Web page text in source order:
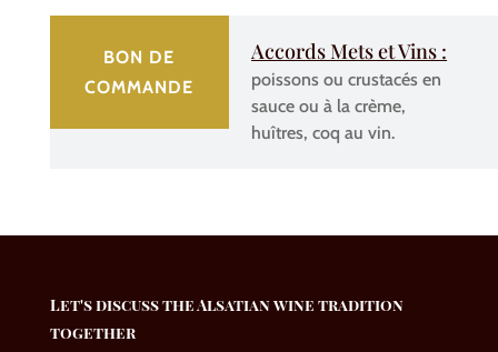
BON DE
COMMANDE
Accords Mets et Vins :
poissons ou crustacés en
sauce ou à la crème,
huîtres, coq au vin.
Let's discuss the Alsatian wine tradition
together